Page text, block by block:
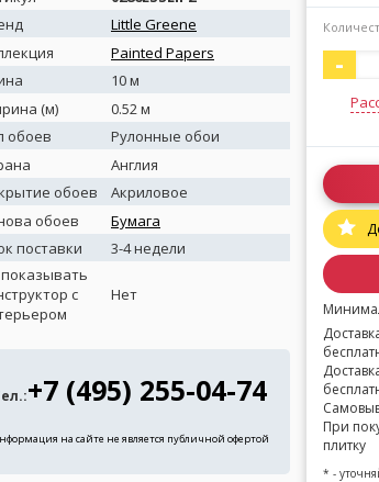
Little Greene
Painted Papers
10 м
(м)
0.52 м
обоев
Рулонные обои
Англия
обоев
Акриловое
обоев
Бумага
поставки
3-4 недели
с
Нет
+7 (495) 255-04-74
на сайте не является публичной офертой
-
При
плитку
* -